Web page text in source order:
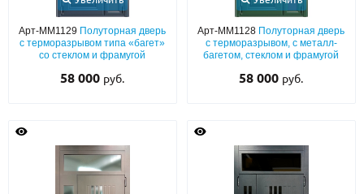
Арт-ММ1129 Полуторная дверь
с терморазрывом типа «багет»
со стеклом и фрамугой
58 000 руб.
Арт-ММ1128 Полуторная дверь
с терморазрывом, с металл-
багетом, стеклом и фрамугой
58 000 руб.